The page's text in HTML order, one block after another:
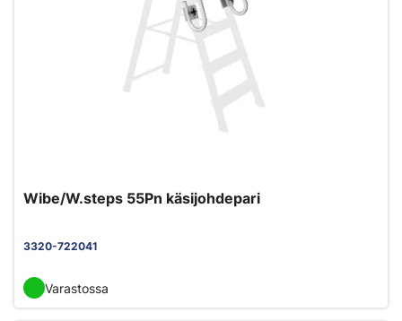
Wibe/W.steps 55Pn käsijohdepari
3320-722041
Varastossa